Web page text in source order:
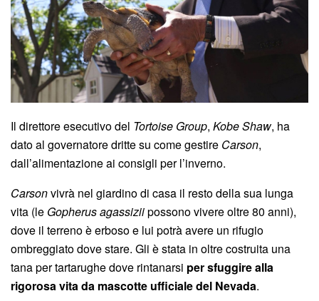
Il direttore esecutivo del Tortoise Group, Kobe Shaw, ha
dato al governatore dritte su come gestire Carson,
dall’alimentazione ai consigli per l’inverno.
Carsonvivrà nel giardino di casa il resto della sua lunga
vita (le Gopherus agassiziipossono vivere oltre 80 anni),
dove il terreno è erboso e lui potrà avere un rifugio
ombreggiato dove stare. Gli è stata in oltre costruita una
tana per tartarughe dove rintanarsi per sfuggire alla
rigorosa vita da mascotte ufficiale del Nevada.